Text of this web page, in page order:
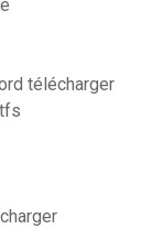
télécharger